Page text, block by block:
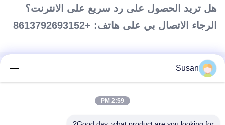
هل تريد الحصول على رد سريع على الانترنت؟
الرجاء الاتصال بي على هاتف: +8613792693152
العلامات:
Susan
2:59 PM